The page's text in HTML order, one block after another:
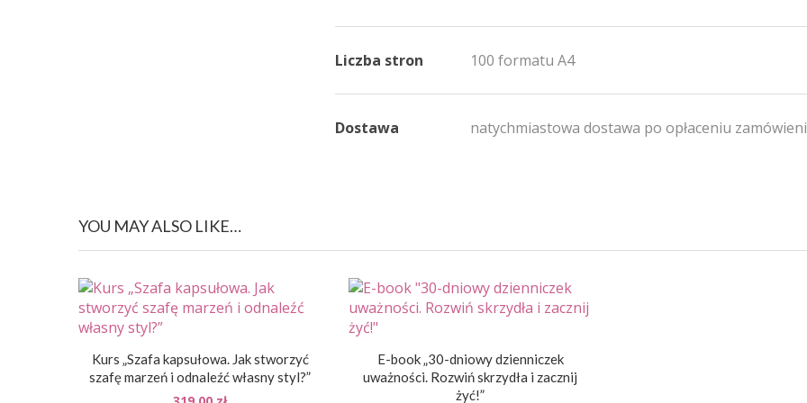
Liczba stron 100 formatu A4
Dostawa natychmiastowa dostawa po opłaceniu
YOU MAY ALSO LIKE…
Kurs „Szafa kapsułowa. Jak stworzyć
szafę marzeń i odnaleźć własny styl?”
E-book „30-dniowy dzienniczek
uważności. Rozwiń skrzydła i zacznij
żyć!”